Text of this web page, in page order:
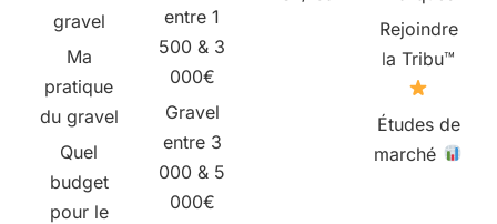
gravel
Ma
pratique
du gravel
Quel
budget
pour le
entre 1
500 & 3
000€
Gravel
entre 3
000 & 5
000€
Rejoindre
la Tribu™
Études de
marché